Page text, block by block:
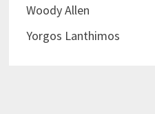
Woody Allen
Yorgos Lanthimos